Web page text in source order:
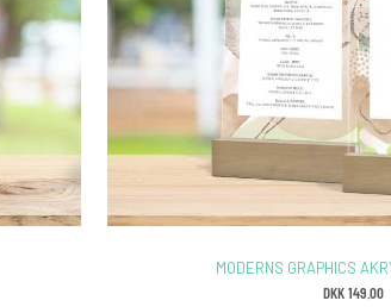
MODERNS GRAPHICS
DKK149.00